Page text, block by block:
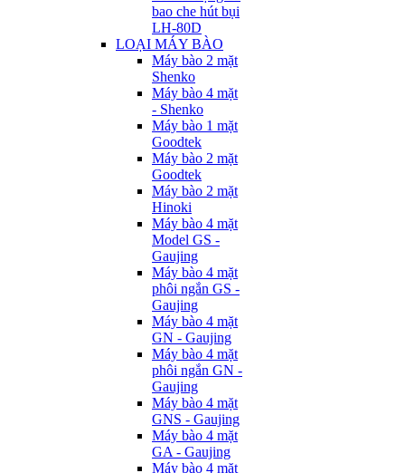
bao che hút bụi
LH-80D
LOẠI MÁY BÀO
Máy bào 2 mặt
Shenko
Máy bào 4 mặt
- Shenko
Máy bào 1 mặt
Goodtek
Máy bào 2 mặt
Goodtek
Máy bào 2 mặt
Hinoki
Máy bào 4 mặt
Model GS -
Gaujing
Máy bào 4 mặt
phôi ngắn GS -
Gaujing
Máy bào 4 mặt
GN - Gaujing
Máy bào 4 mặt
phôi ngắn GN -
Gaujing
Máy bào 4 mặt
GNS - Gaujing
Máy bào 4 mặt
GA - Gaujing
Máy bào 4 mặt